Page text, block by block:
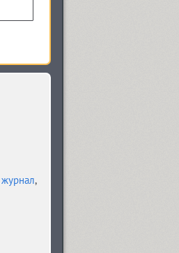
журнал,